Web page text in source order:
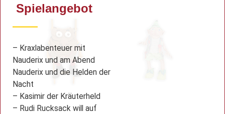
Spielangebot
– Kraxlabenteuer mit
Nauderix und am Abend
Nauderix und die Helden der
Nacht
– Kasimir der Kräuterheld
– Rudi Rucksack will auf